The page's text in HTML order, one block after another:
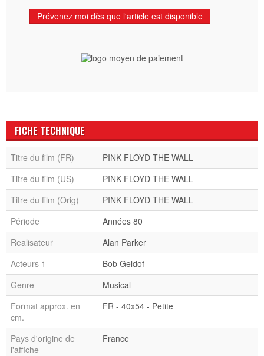
Prévenez moi dès que l'article est disponible
FICHE TECHNIQUE
Titre du film (FR)
PINK FLOYD THE WALL
Titre du film (US)
PINK FLOYD THE WALL
Titre du film (Orig)
PINK FLOYD THE WALL
Période
Années 80
Realisateur
Alan Parker
Acteurs 1
Bob Geldof
Genre
Musical
Format approx. en
cm.
FR - 40x54 - Petite
Pays d'origine de
l'affiche
France